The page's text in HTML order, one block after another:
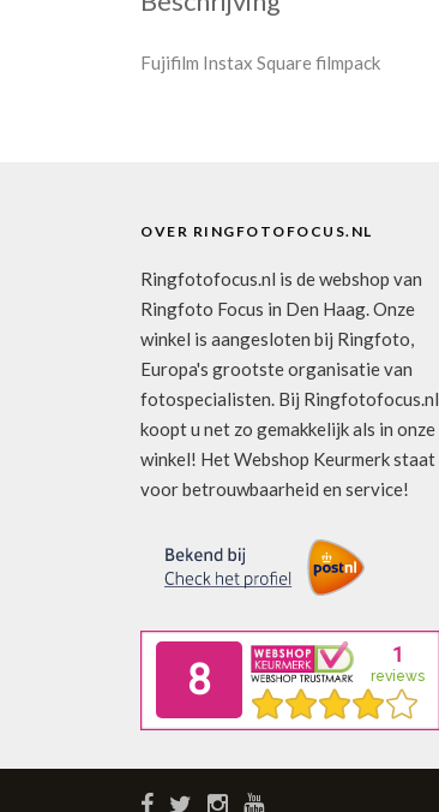
Fujifilm Instax Square filmpack
OVER RINGFOTOFOCUS.NL
Ringfotofocus.nl is de webshop van
Ringfoto Focus in Den Haag. Onze
winkel is aangesloten bij Ringfoto,
Europa's grootste organisatie van
fotospecialisten. Bij Ringfotofocus.nl
koopt u net zo gemakkelijk als in onze
winkel! Het Webshop Keurmerk staat
voor betrouwbaarheid en service!